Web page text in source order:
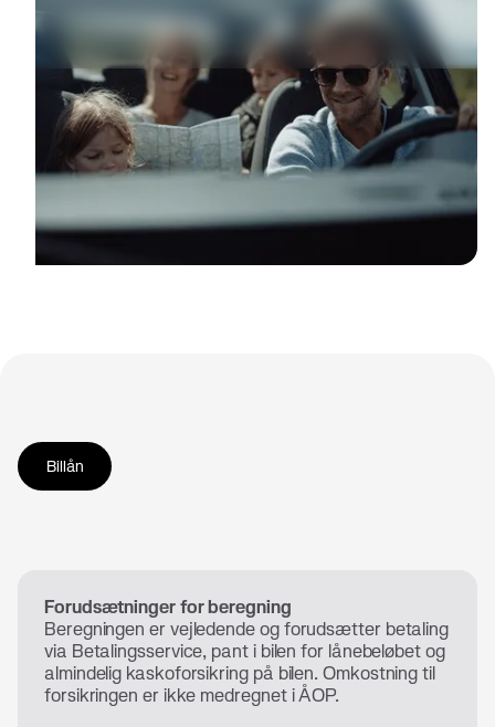
Billån
Forudsætninger for beregning
Beregningen er vejledende og forudsætter betaling
via Betalingsservice, pant i bilen for lånebeløbet og
almindelig kaskoforsikring på bilen. Omkostning til
forsikringen er ikke medregnet i ÅOP.